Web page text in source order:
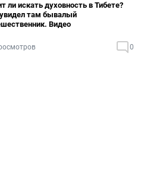
ли искать духовность в Тибете?
там бывалый
Видео
0